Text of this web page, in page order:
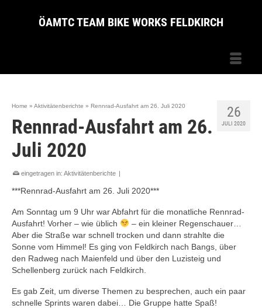
ÖAMTC TEAM BIKE WORKS FELDKIRCH
26
JULI 2020
Home » Aktivitätenberichte » Rennrad-Ausfahrt am 26. Juli 2020
Rennrad-Ausfahrt am 26.
Juli 2020
eingetragen in: Aktivitätenberichte |
***Rennrad-Ausfahrt am 26. Juli 2020***
Am Sonntag um 9 Uhr war Abfahrt für die monatliche Rennrad-
Ausfahrt! Vorher – wie üblich
– ein kleiner Regenschauer…
Aber die Straße war schnell trocken und dann strahlte die
Sonne vom Himmel! Es ging von Feldkirch nach Bangs, über
den Radweg nach Maienfeld und über den Luzisteig und
Schellenberg zurück nach Feldkirch.
Es gab Zeit, um diverse Themen zu besprechen, auch ein paar
schnelle Sprints waren dabei… Die Gruppe hatte Spaß!